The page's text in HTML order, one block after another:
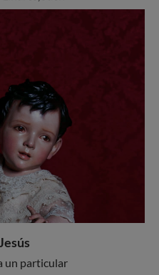
un particular